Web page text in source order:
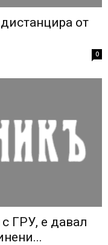
от
0
ГРУ, е давал